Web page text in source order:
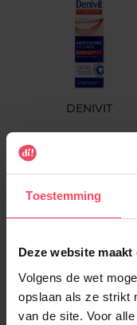
Toestemming
Deze website
Volgens de wet
opslaan als ze strikt
van de site. Voor
DENIVIT
€ 4,59 In